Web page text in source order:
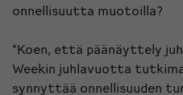
onnellisuutta muotoilla?
“Koen, että päänäyttely
Weekin juhlavuotta
synnyttää onnellisuuden